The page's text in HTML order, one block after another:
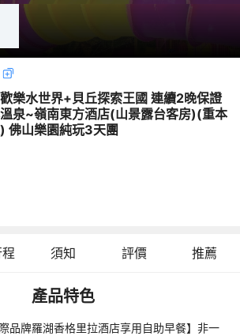
歡樂水世界+貝丘探索王國 連續2晚保證
泉~嶺南東方酒店(山景露台客房)(重本
佛山樂園純玩3天團
須知 評價 推薦
產品特色
品牌羅湖香格里拉酒店享用自助早餐】非一